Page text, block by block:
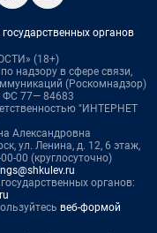
органов
(18+)
надзору в сфере связи,
(Роскомнадзор)
ФС 77— 84683
"ИНТЕРНЕТ
Александровна
ул. Ленина, д. 12, 6 этаж,
00 (круглосуточно)
ngs@shkulev.ru
органов:
веб-формой